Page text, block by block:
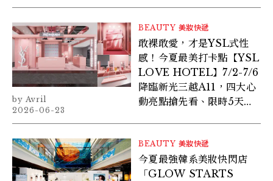
BEAUTY 美妝快遞
敢裸敢愛，才是YSL式性
感！今夏最美打卡點【YSL
LOVE HOTEL】7/2-7/6
降臨新光三越A11，四大心
動亮點搶先看、限時5天預
Avril
2026-06-23
BEAUTY 美妝快遞
今夏最強韓系美妝快閃店
「GLOW STARTS